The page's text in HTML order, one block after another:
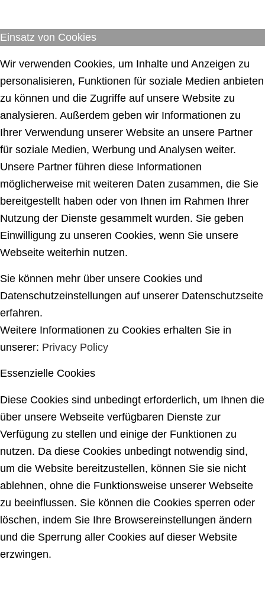
Einsatz von Cookies
Wir verwenden Cookies, um Inhalte und Anzeigen zu
personalisieren, Funktionen für soziale Medien anbieten
zu können und die Zugriffe auf unsere Website zu
analysieren. Außerdem geben wir Informationen zu
Ihrer Verwendung unserer Website an unsere Partner
für soziale Medien, Werbung und Analysen weiter.
Unsere Partner führen diese Informationen
möglicherweise mit weiteren Daten zusammen, die Sie
bereitgestellt haben oder von Ihnen im Rahmen Ihrer
Nutzung der Dienste gesammelt wurden. Sie geben
Einwilligung zu unseren Cookies, wenn Sie unsere
Webseite weiterhin nutzen.
Sie können mehr über unsere Cookies und
Datenschutzeinstellungen auf unserer Datenschutzseite
erfahren.
Weitere Informationen zu Cookies erhalten Sie in
unserer: Privacy Policy
Essenzielle Cookies
Diese Cookies sind unbedingt erforderlich, um Ihnen die
über unsere Webseite verfügbaren Dienste zur
Verfügung zu stellen und einige der Funktionen zu
nutzen. Da diese Cookies unbedingt notwendig sind,
um die Website bereitzustellen, können Sie sie nicht
ablehnen, ohne die Funktionsweise unserer Webseite
zu beeinflussen. Sie können die Cookies sperren oder
löschen, indem Sie Ihre Browsereinstellungen ändern
und die Sperrung aller Cookies auf dieser Website
erzwingen.